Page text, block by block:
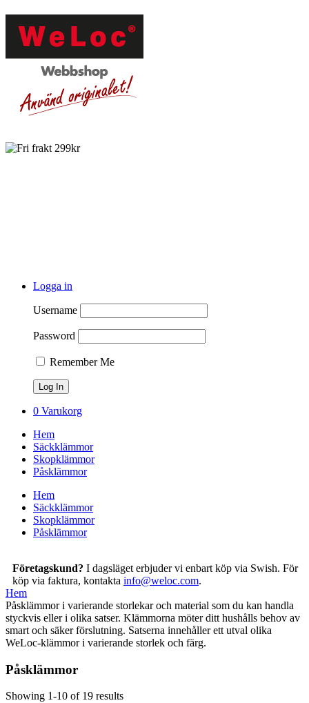
Logga in
Username
Password
Remember Me
0 Varukorg
Hem
Säckklämmor
Skopklämmor
Påsklämmor
Hem
Säckklämmor
Skopklämmor
Påsklämmor
Företagskund? I dagsläget erbjuder vi enbart köp via Swish. För
köp via faktura, kontakta info@weloc.com.
Hem
Påsklämmor i varierande storlekar och material som du kan handla
styckvis eller i olika satser. Klämmorna möter ditt hushålls behov av
smart och säker förslutning. Satserna innehåller ett utval olika
WeLoc-klämmor i varierande storlek och färg.
Påsklämmor
Showing 1-10 of 19 results